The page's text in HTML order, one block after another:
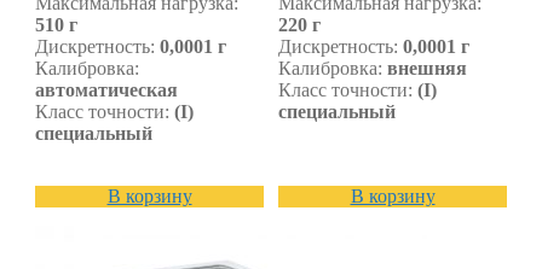
510 г
Дискретность: 0,0001 г
Калибровка:
автоматическая
Класс точности: (I)
специальный
В корзину
220 г
Дискретность: 0,0001 г
Калибровка: внешняя
Класс точности: (I)
специальный
В корзину